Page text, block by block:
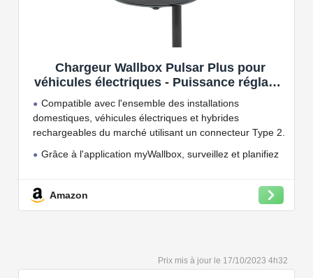
Chargeur Wallbox Pulsar Plus pour
véhicules électriques - Puissance réglable
jusqu'à 7.4 KW, câble de Charge Type 2,
Wi-FI et Bluetooth, OCPP
Compatible avec l'ensemble des installations
domestiques, véhicules électriques et hybrides
rechargeables du marché utilisant un connecteur Type 2.
Grâce à l'application myWallbox, surveillez et planifiez
Convient à une installation à l'intérieur et à l'extérieur,
Capacité de charge à puissance réglable jusqu'à 22
kW. Câble de charge Type 2 de 5 ou 7 mètres de long.
Amazon
17/10/2023 4h32